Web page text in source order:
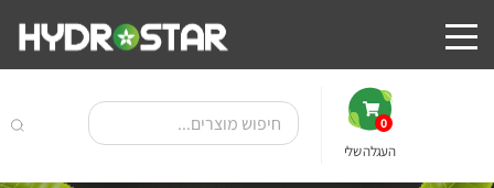
0
העגלה שלי